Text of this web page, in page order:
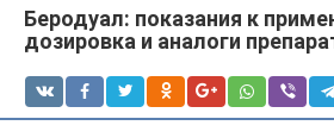
Беродуал: показания к
дозировка и аналоги